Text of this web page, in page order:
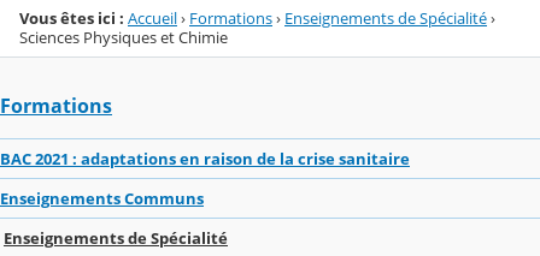
Vous êtes ici : Accueil› Formations› Enseignements de Spécialité›
Sciences Physiques et Chimie
Formations
BAC 2021 : adaptations en raison de la crise sanitaire
Enseignements Communs
Enseignements de Spécialité